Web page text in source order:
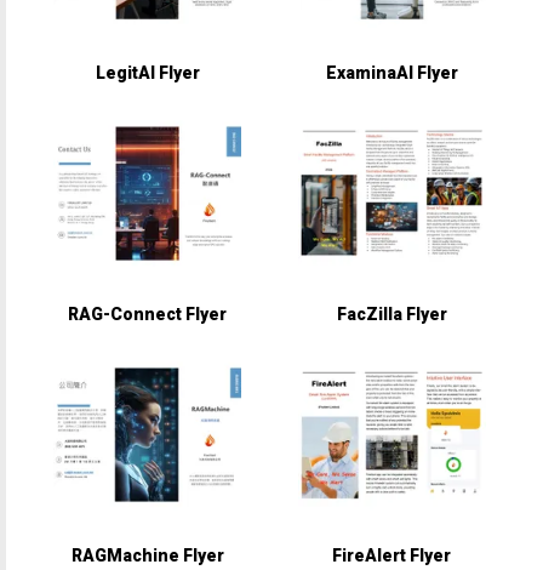
LegitAI Flyer ExaminaAI Flyer
RAG-Connect Flyer FacZilla Flyer
RAGMachine Flyer FireAlert Flyer